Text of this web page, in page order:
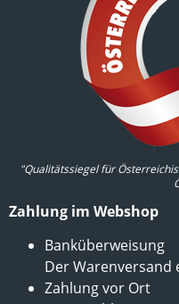
"Qualitätssiegel für
Zahlung im Webshop
Banküberweisung
Der Warenversand
Zahlung vor Ort